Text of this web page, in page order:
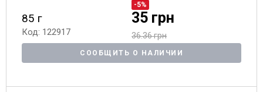
85 г
Код: 122917
-5%
35 грн
36.36 грн
СООБЩИТЬ О НАЛИЧИИ